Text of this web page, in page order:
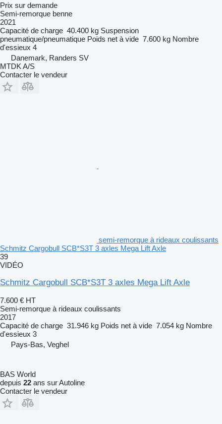
Prix sur demande
Semi-remorque benne
2021
Capacité de charge 40.400 kg Suspension
pneumatique/pneumatique Poids net à vide 7.600 kg Nombre
d'essieux 4
Danemark, Randers SV
MTDK A/S
Contacter le vendeur
semi-remorque à rideaux coulissants
Schmitz Cargobull SCB*S3T 3 axles Mega Lift Axle
39
VIDÉO
Schmitz Cargobull SCB*S3T 3 axles Mega Lift Axle
7.600 € HT
Semi-remorque à rideaux coulissants
2017
Capacité de charge 31.946 kg Poids net à vide 7.054 kg Nombre
d'essieux 3
Pays-Bas, Veghel
BAS World
depuis 22 ans sur Autoline
Contacter le vendeur